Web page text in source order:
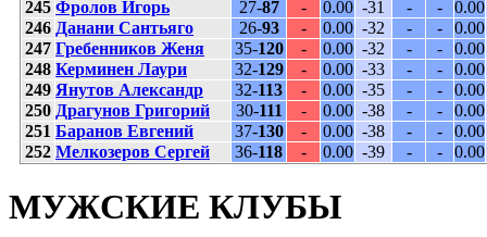
245 Фролов Игорь 27-87 - 0.00 -31 - -
0.00
246 Данани Сантьяго 26-93 - 0.00 -32 - -
0.00
247 Гребенников Женя 35-120 - 0.00 -32 - -
0.00
248 Керминен Лаури 32-129 - 0.00 -33 - -
0.00
249 Янутов Александр 32-113 - 0.00 -35 - -
0.00
250 Драгунов Григорий 30-111 - 0.00 -38 - -
0.00
251 Баранов Евгений 37-130 - 0.00 -38 - -
0.00
252 Мелкозеров Сергей 36-118 - 0.00 -39 - - 0.00
МУЖСКИЕ КЛУБЫ